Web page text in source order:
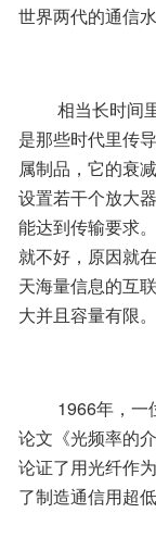
世界两代的通信
是那些时代里传
属制品，它的衰
设置若干个放大
能达到传输要求
就不好，原因就
天海量信息的互
大并且容量有限。
论文《光频率的
论证了用光纤作
了制造通信用超